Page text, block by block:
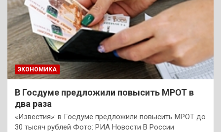
ЭКОНОМИКА
В Госдуме предложили повысить МРОТ в
два раза
«Известия»: в Госдуме предложили повысить МРОТ до
30 тысяч рублей Фото: РИА Новости В России